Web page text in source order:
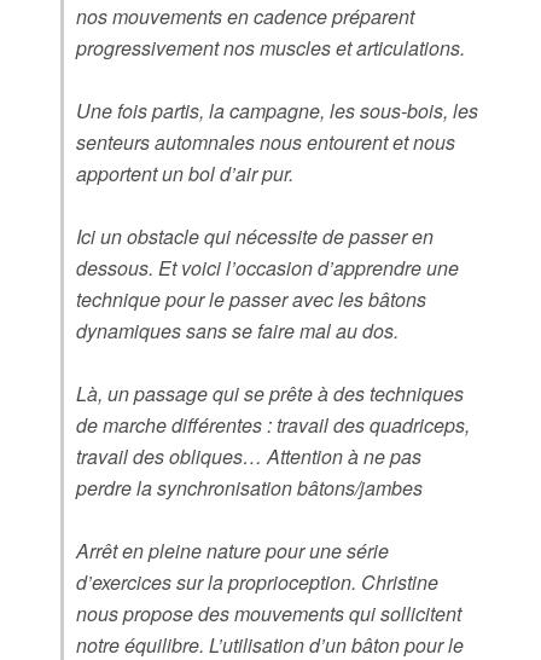
nos mouvements en cadence préparent
progressivement nos muscles et articulations.
Une fois partis, la campagne, les sous-bois, les
senteurs automnales nous entourent et nous
apportent un bol d’air pur.
Ici un obstacle qui nécessite de passer en
dessous. Et voici l’occasion d’apprendre une
technique pour le passer avec les bâtons
dynamiques sans se faire mal au dos.
Là, un passage qui se prête à des techniques
de marche différentes : travail des quadriceps,
travail des obliques… Attention à ne pas
perdre la synchronisation bâtons/jambes
Arrêt en pleine nature pour une série
d’exercices sur la proprioception. Christine
nous propose des mouvements qui sollicitent
notre équilibre. L’utilisation d’un bâton pour le